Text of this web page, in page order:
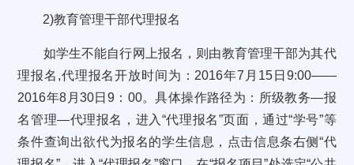
2)教育管理干部代理报名
如学生不能自行网上报名，则由教育管理干部为其代
理报名 ,代理报名开放时间为： 2016年7 月 15日 9:00——
2016年8 月30日 9： 00。具体操作路径为：所级教务—报
名管理—代理报名，进入“代理报名”页面，通过“学号”等
条件查询出欲代为报名的学生信息，点击信息条右侧“代